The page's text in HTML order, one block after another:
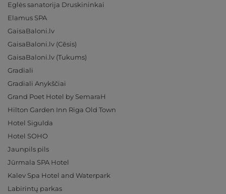
Eglės sanatorija Druskininkai
Elamus SPA
GaisaBaloni.lv
GaisaBaloni.lv (Cēsis)
GaisaBaloni.lv (Tukums)
Gradiali
Gradiali Anykščiai
Grand Poet Hotel by SemaraH
Hilton Garden Inn Riga Old Town
Hotel Sigulda
Hotel SOHO
Jaunpils pils
Jūrmala SPA Hotel
Kalev Spa Hotel and Waterpark
Labirintų parkas